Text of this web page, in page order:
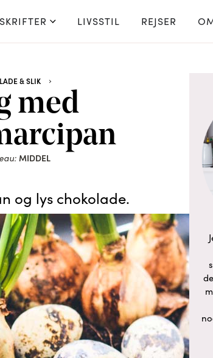
LIVSSTIL REJSER
& SLIK
med
MIDDEL
og lys chokolade.